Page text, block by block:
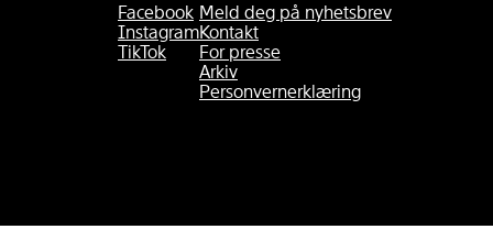
Facebook
Instagram
TikTok
Meld deg på nyhetsbrev
Kontakt
For presse
Arkiv
Personvernerklæring